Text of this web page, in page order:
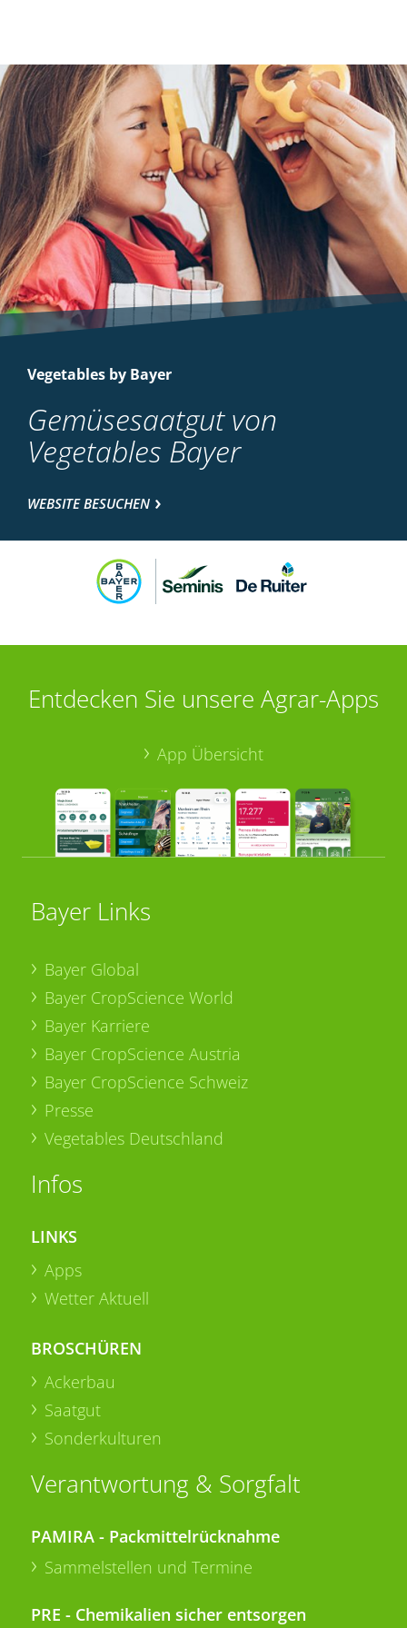
Vegetables by Bayer
Gemüsesaatgut von
Vegetables Bayer
WEBSITE BESUCHEN
Entdecken Sie unsere Agrar-Apps
App Übersicht
Bayer Links
Bayer Global
Bayer CropScience World
Bayer Karriere
Bayer CropScience Austria
Bayer CropScience Schweiz
Presse
Vegetables Deutschland
Infos
LINKS
Apps
Wetter Aktuell
BROSCHÜREN
Ackerbau
Saatgut
Sonderkulturen
Verantwortung & Sorgfalt
PAMIRA - Packmittelrücknahme
Sammelstellen und Termine
PRE - Chemikalien sicher entsorgen